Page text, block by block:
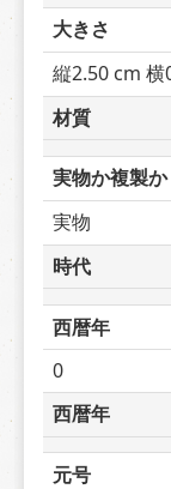
大きさ
縦2.50 cm
材質
実物か複製か
実物
時代
西暦年
0
西暦年
元号